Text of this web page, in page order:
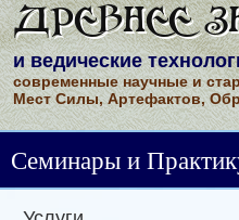
ДРЕВНЕЕ
и ведические
современные научные и
Мест Силы, Артефактов,
Семинары и